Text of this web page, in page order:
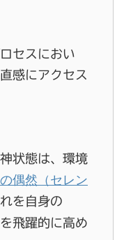
セスにおい
感にアクセス
状態は、環境
の偶然（セレン
を自身の
を飛躍的に高め